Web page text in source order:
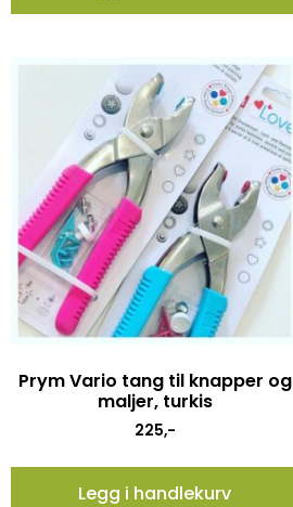
Prym Vario tang til knapper og
maljer, turkis
225,-
Legg i handlekurv